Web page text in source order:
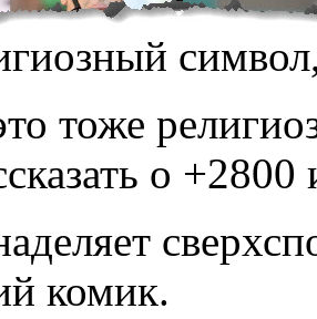
тоже
о +2800
комик.